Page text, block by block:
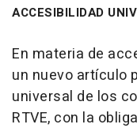
ACCESIBILIDAD
En materia de
un nuevo artículo
universal de los
RTVE, con la